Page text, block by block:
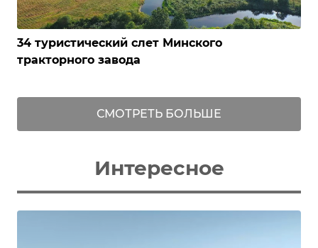
34 туристический слет Минского
тракторного завода
СМОТРЕТЬ БОЛЬШЕ
Интересное